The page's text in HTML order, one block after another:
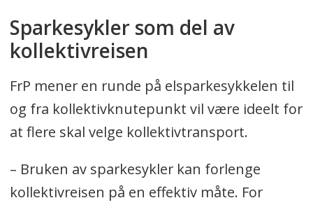
Sparkesykler som del av
kollektivreisen
FrP mener en runde på elsparkesykkelen til
og fra kollektivknutepunkt vil være ideelt for
at flere skal velge kollektivtransport.
– Bruken av sparkesykler kan forlenge
kollektivreisen på en effektiv måte. For